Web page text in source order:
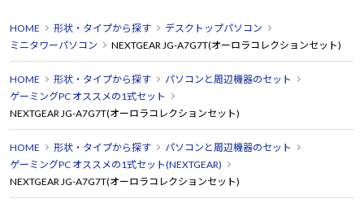
HOME 形状・タイプから探す
デスクトップパソコン
ミニタワーパソコン
NEXTGEAR JG-A7G7T(オーロラコレクションセット)
HOME 形状・タイプから探す
パソコンと周辺機器のセット
ゲーミングPC オススメの1式セット
NEXTGEAR JG-A7G7T(オーロラコレクションセット)
HOME 形状・タイプから探す
パソコンと周辺機器のセット
ゲーミングPC オススメの1式セット(NEXTGEAR)
NEXTGEAR JG-A7G7T(オーロラコレクションセット)